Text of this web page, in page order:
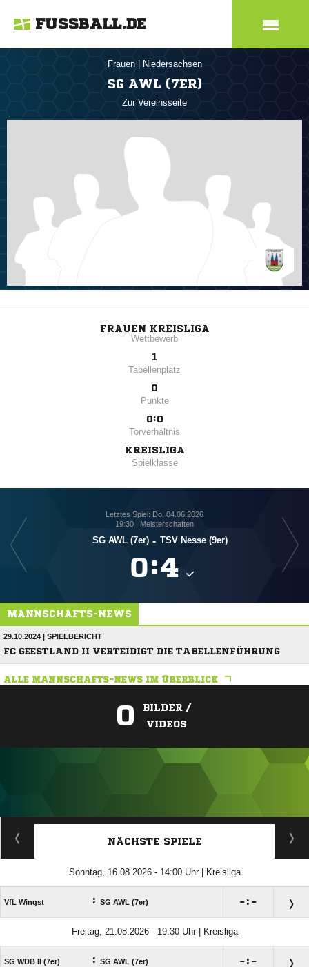
FUSSBALL.DE
Frauen Niedersachsen
SG AWL (7ER)
Zur Vereinsseite
FRAUEN KREISLIGA
Wettbewerb
1
Tabellenplatz
0
Punkte
0:0
Torverhältnis
KREISLIGA
Spielklasse
Letztes Spiel: Do, 04.06.2026
19:30 | Meisterschaften
SG AWL (7er) - TSV Nesse (9er)
:
MANNSCHAFTS-NEWS
29.10.2024 | SPIELBERICHT
FC GEESTLAND II VERTEIDIGT DIE TABELLENFÜHRUNG
ALLE MANNSCHAFTS-NEWS IM ÜBERBLICK
0
BILDER /
VIDEOS
ANZEIGE
NÄCHSTE SPIELE
Sonntag, 16.08.2026 - 14:00 Uhr | Kreisliga
VfL Wingst : SG AWL (7er) : 
Freitag, 21.08.2026 - 19:30 Uhr | Kreisliga
SG WDB II (7er) : SG AWL (7er) : 